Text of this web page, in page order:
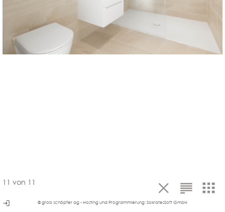
11 von 11
login © grob schöpfer ag - Hosting und Programmierung:SokratesSoft GmbH